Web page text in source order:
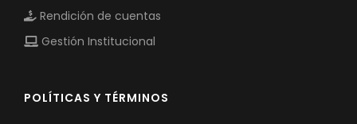
Rendición de cuentas
Gestión Institucional
POLÍTICAS Y TÉRMINOS